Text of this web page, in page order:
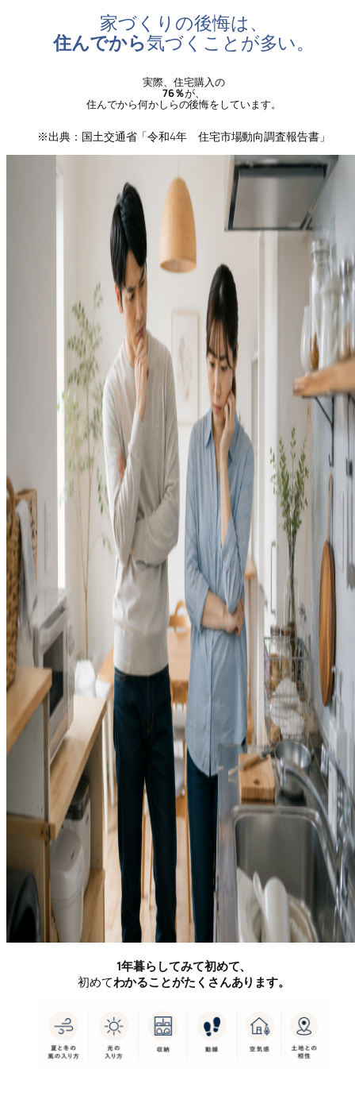
家づくりの後悔は、
住んでから気づくことが多い。
実際、住宅購入の
76％が、
住んでから何かしらの後悔をしています。
※出典：国土交通省「令和4年 住宅市場動向調査報告書」
1年暮らしてみて初めて、
初めてわかることがたくさんあります。